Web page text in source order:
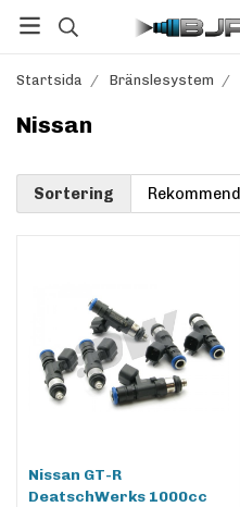
Startsida / Bränslesystem /
Nissan
Sortering
Nissan GT-R
DeatschWerks 1000cc